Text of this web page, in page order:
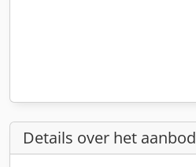
Details over het aanbod